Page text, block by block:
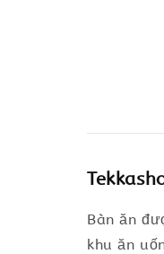
Bàn ăn
khu ăn